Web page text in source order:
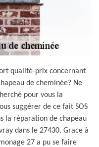
qualité-prix concernant
de cheminée? Ne
pour vous la
suggérer de ce fait SOS
la réparation de chapeau
dans le 27430. Grace à
27 a pu se faire